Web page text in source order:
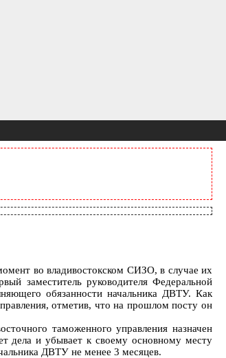
во владивостокском СИЗО, в случае их
заместитель руководителя Федеральной
обязанности начальника ДВТУ. Как
отметив, что на прошлом посту он
таможенного управления назначен
дела и убывает к своему основному месту
ДВТУ не менее 3 месяцев.